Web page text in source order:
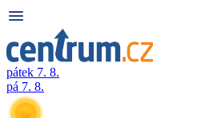
pátek 7. 8.
pá 7. 8.